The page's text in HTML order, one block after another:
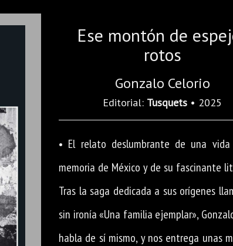
Ese montón de
rotos
Gonzalo Celorio
Editorial: Tusquets • 2025
• El relato deslumbrante de una
memoria de México y de su fascinante
Tras la saga dedicada a sus orígenes
sin ironía «Una familia ejemplar»,
habla de sí mismo, y nos entrega unas